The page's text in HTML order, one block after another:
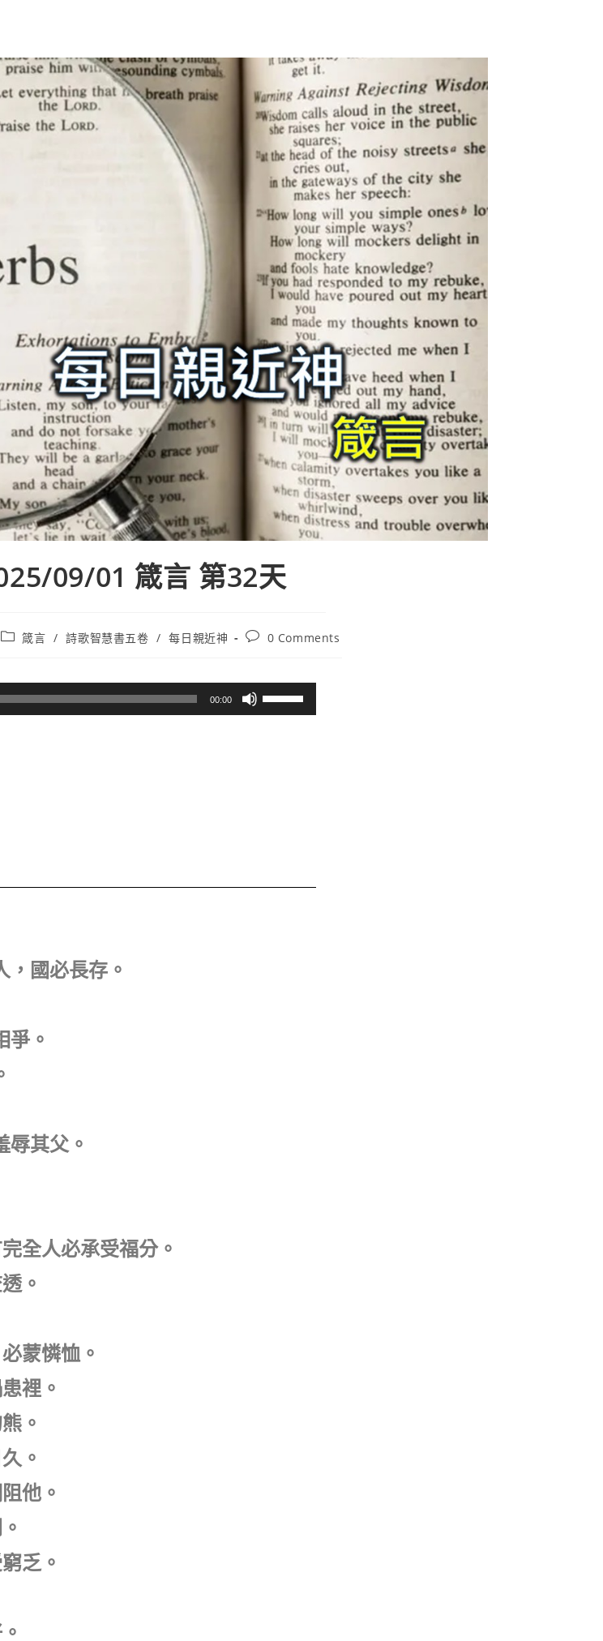
09/01 箴言 第32天
箴言 / 詩歌智慧書五卷 / 每日親近神 0 Comments
00:00
用
國必長存。
爭。
其父。
全人必承受福分。
。
蒙憐恤。
裡。
。
。
他。
乏。